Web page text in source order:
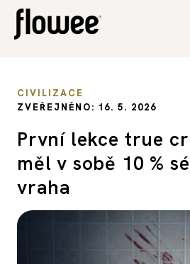
SEX A
CIVILIZACE
ZVEŘEJNĚNO: 16. 5. 2026
První lekce true
měl v sobě 10 %
vraha